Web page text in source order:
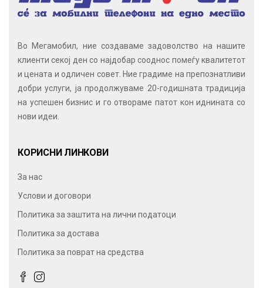
Во Мегамобил, ние создаваме задоволство на нашите
клиенти секој ден со најдобар сооднос помеѓу квалитетот
и цената и одличен совет. Ние градиме на препознатливи
добри услуги, ја продолжуваме 20-годишната традиција
на успешен бизнис и го отвораме патот кон иднината со
нови идеи.
КОРИСНИ ЛИНКОВИ
За нас
Услови и договори
Политика за заштита на лични податоци
Политика за достава
Политика за поврат на средства